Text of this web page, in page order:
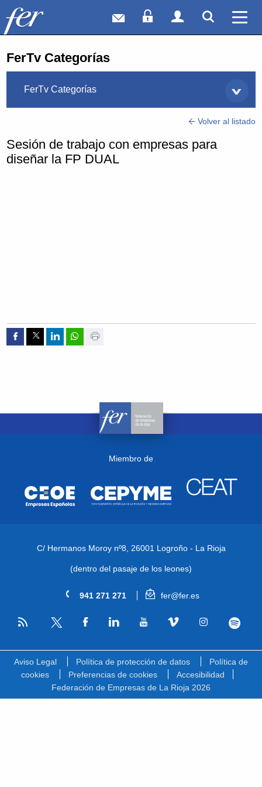
Correo webAcceso Socios
Acceso
FerTv Categorías
FerTv Categorías
Volver al listado
Sesión de trabajo con empresas para
diseñar la FP DUAL
Compartir por Facebook
Compartir por Twitter
Compartir por Linkedin
Compartir por whatsapp
Imprimir
Miembro de
C/ Hermanos Moroy nº8, 26001 Logroño - La Rioja
(dentro del pasaje de los leones)
941 271 271 fer@fer.es
RSS
Aviso Legal Política de protección de datos
Política de
cookies
Preferencias de cookies
Accesibilidad
Federación de Empresas de La Rioja 2026